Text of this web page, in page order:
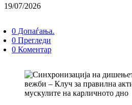
19/07/2026
0 Допаѓања.
0 Прегледи
0 Коментар